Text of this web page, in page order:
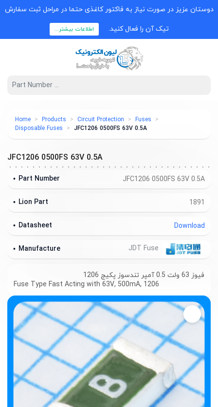
عزیز در صورت نیاز به فاکتور کاغذی حتما در مراحل ثبت سفارش
تیک آن را فعال کنید. اطلاعات بیشتر...
Home Products Circuit Protection
Fuses
Disposable Fuses
JFC1206 0500FS 63V 0.5A
JFC1206 0500FS 63V 0.5A
JFC1206 0500FS 63V 0.5A
Part Number
1891
Lion Part
Download
Datasheet
JDT Fuse
Manufacture
فیوز 63 ولت 0.5 آمپر تندسوز پکیج 1206
Fuse Type Fast Acting with 63V, 500mA, 1206